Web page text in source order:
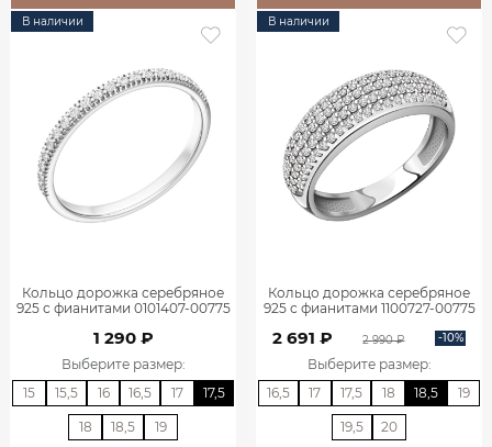
В наличии
Кольцо дорожка серебряное
925 с фианитами 0101407-00775
1 290 ₽
Выберите размер:
15
15,5 16 16,5 17 17,5
18 18,5 19
В наличии
Кольцо дорожка серебряное
925 с фианитами 1100727-00775
2 691 ₽ 2 990 ₽ -10%
Выберите размер:
16,5
17 17,5 18 18,5 19
19,5 20